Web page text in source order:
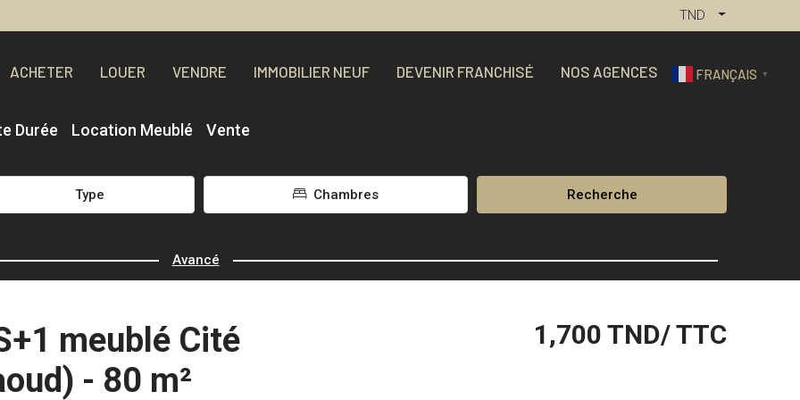
TND
ACHETER LOUER VENDRE IMMOBILIER NEUF DEVENIR FRANCHISÉ NOS AGENCES FRANÇAIS ▼
Durée Location Meublé Vente
Type Chambres Recherche
Avancé
meublé Cité
- 80 m²
1,700 TND/ TTC